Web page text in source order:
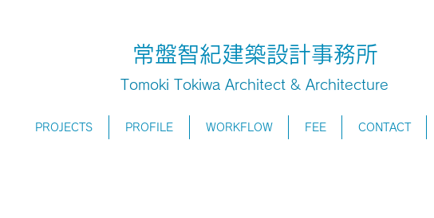
常盤智紀建築設計事務所
Tomoki Tokiwa Architect & Architecture
PROJECTS PROFILE WORKFLOW FEE CONTACT